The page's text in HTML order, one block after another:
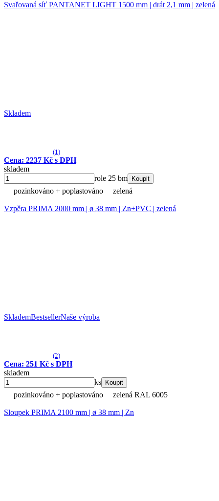
Svařovaná síť PANTANET LIGHT 1500 mm | drát 2,1 mm | zelená
Skladem
(1)
Cena: 2237 Kč s DPH
skladem
role 25 bm
Koupit
pozinkováno + poplastováno zelená
Vzpěra PRIMA 2000 mm | ø 38 mm | Zn+PVC | zelená
SklademBestsellerNaše výroba
(2)
Cena: 251 Kč s DPH
skladem
ks
Koupit
pozinkováno + poplastováno zelená RAL 6005
Sloupek PRIMA 2100 mm | ø 38 mm | Zn